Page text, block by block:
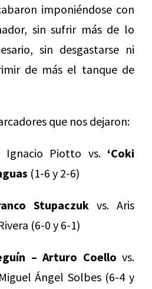
imponiéndose con
sin sufrir más de lo
sin desgastarse ni
de más el tanque de
que nos dejaron:
Ignacio Piotto vs. ‘Coki
(1-6 y 2-6)
Stupaczuk vs. Aris
(6-0 y 6-1)
– Arturo Coello vs.
Ángel Solbes (6-4 y